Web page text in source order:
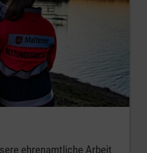
ehrenamtliche Arbeit